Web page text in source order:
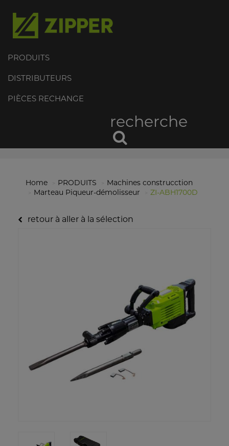
PRODUITS
DISTRIBUTEURS
PIÈCES RECHANGE
recherche
Home PRODUITS
Machines construcction
Marteau Piqueur-démolisseur
ZI-ABH1700D
retour à aller à la sélection